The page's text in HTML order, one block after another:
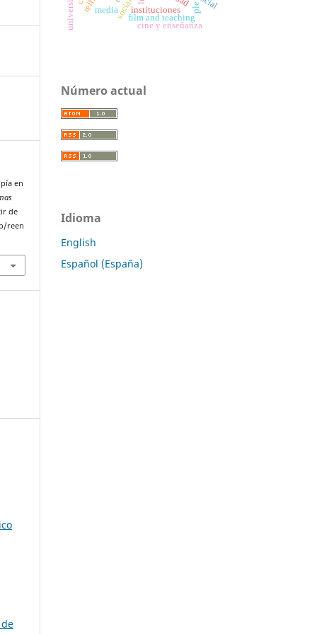
en
de
reen
instituciones
media
film and teaching
cine y enseñanza
ple
Número actual
Idioma
English
Español (España)